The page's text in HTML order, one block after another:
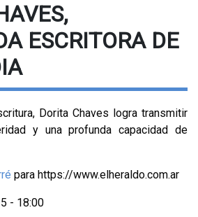
ESCRITORA DE
Dorita Chaves logra transmitir
y una profunda capacidad de
para https://www.elheraldo.com.ar
- 18:00